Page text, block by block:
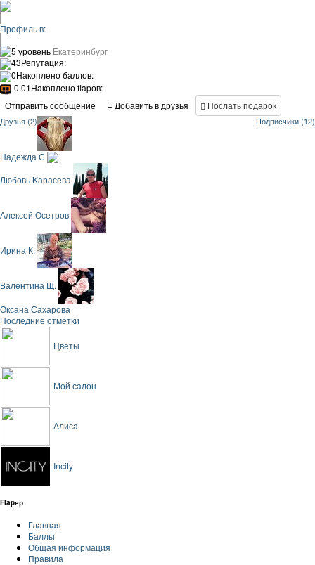
Профиль в:
5 уровень Екатеринбург
43Репутация:
0Накоплено баллов:
-0.01Накоплено flapов:
Отправить сообщение
+ Добавить в друзья Послать подарок
Друзья (2) Подписчики (12)
Надежда С
Любовь Κарасева
Алексей Осетров
Ирина К.
Валентина Щ.
Оксана Сахарова
Последние отметки
Цветы
Мой салон
Алиса
Inсity
Flapер
Главная
Баллы
Общая информация
Правила